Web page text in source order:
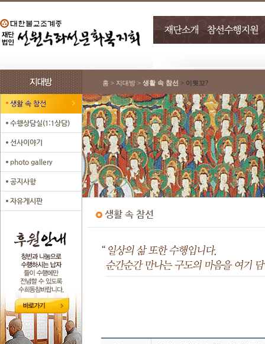
홈 > 지대방 > 생활 속 참선 > 이뭣꼬?